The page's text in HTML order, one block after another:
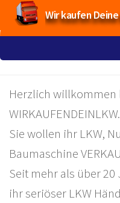
Wir kaufen
Herzlich willkommen
Sie wollen ihr LKW,
Baumaschine
Seit mehr als über
ihr seriöser LKW